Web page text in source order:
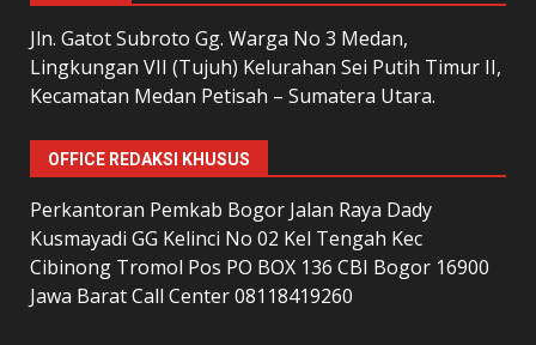
Jln. Gatot Subroto Gg. Warga No 3 Medan,
Lingkungan VII (Tujuh) Kelurahan Sei Putih Timur II,
Kecamatan Medan Petisah – Sumatera Utara.
OFFICE REDAKSI KHUSUS
Perkantoran Pemkab Bogor Jalan Raya Dady
Kusmayadi GG Kelinci No 02 Kel Tengah Kec
Cibinong Tromol Pos PO BOX 136 CBI Bogor 16900
Jawa Barat Call Center 08118419260